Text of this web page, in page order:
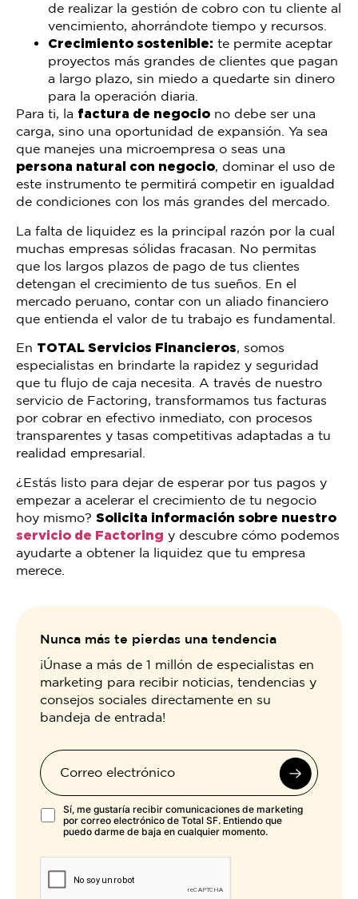
de realizar la gestión de cobro con tu cliente al
vencimiento, ahorrándote tiempo y recursos.
Crecimiento sostenible: te permite aceptar
proyectos más grandes de clientes que pagan
a largo plazo, sin miedo a quedarte sin dinero
para la operación diaria.
Para ti, la factura de negocio no debe ser una
carga, sino una oportunidad de expansión. Ya sea
que manejes una microempresa o seas una
persona natural con negocio, dominar el uso de
este instrumento te permitirá competir en igualdad
de condiciones con los más grandes del mercado.
La falta de liquidez es la principal razón por la cual
muchas empresas sólidas fracasan. No permitas
que los largos plazos de pago de tus clientes
detengan el crecimiento de tus sueños. En el
mercado peruano, contar con un aliado financiero
que entienda el valor de tu trabajo es fundamental.
En TOTAL Servicios Financieros, somos
especialistas en brindarte la rapidez y seguridad
que tu flujo de caja necesita. A través de nuestro
servicio de Factoring, transformamos tus facturas
por cobrar en efectivo inmediato, con procesos
transparentes y tasas competitivas adaptadas a tu
realidad empresarial.
¿Estás listo para dejar de esperar por tus pagos y
empezar a acelerar el crecimiento de tu negocio
hoy mismo? Solicita información sobre nuestro
servicio de Factoring y descubre cómo podemos
ayudarte a obtener la liquidez que tu empresa
merece.
Nunca más te pierdas una tendencia
¡Únase a más de 1 millón de especialistas en
marketing para recibir noticias, tendencias y
consejos sociales directamente en su
bandeja de entrada!
Sí, me gustaría recibir comunicaciones de marketing
por correo electrónico de Total SF. Entiendo que
puedo darme de baja en cualquier momento.